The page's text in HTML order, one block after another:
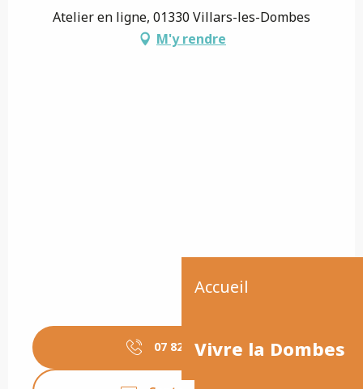
Accueil
Vivre la Dombes
Atelier en ligne, 01330 Villars-les-Dombes
M'y rendre
07 82 28 22▒▒